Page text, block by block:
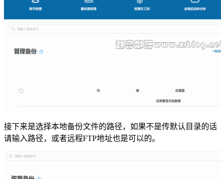
接下来是选择本地备份文件的路径，如果不是传默认目录的话
请输入路径，或者远程FTP地址也是可以的。